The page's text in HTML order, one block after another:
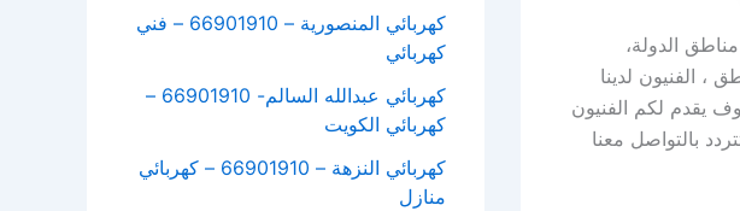
الدولة،
، الفنيون لدينا
سوف يقدم لكم الفنيون
بالتواصل معنا
كهربائي المنصورية – 66901910 – فني
كهربائي
كهربائي عبدالله السالم- 66901910 –
كهربائي الكويت
كهربائي النزهة – 66901910 – كهربائي
منازل